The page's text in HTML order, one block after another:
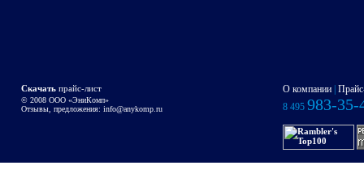
Скачать прайс-лист О компании
© 2008 OOO «ЭниКомп»
Отзывы, предложения: info@anykomp.ru 8 495 983-35-